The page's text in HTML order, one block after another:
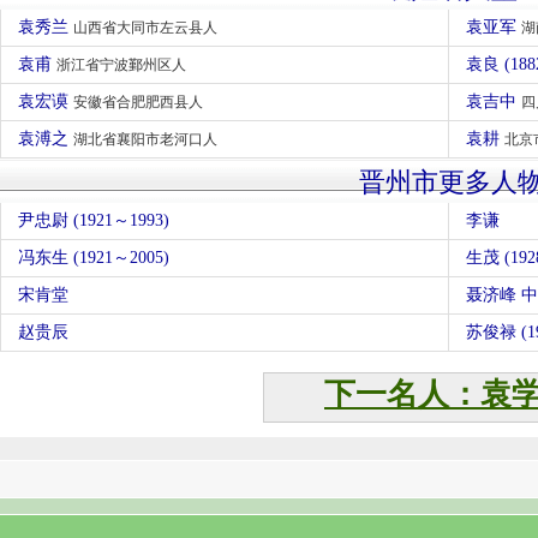
袁秀兰 山西省大同市左云县人 袁亚军
袁甫 浙江省宁波鄞州区人 袁良
袁宏谟 安徽省合肥肥西县人 袁吉中
袁溥之 湖北省襄阳市老河口人 袁耕 北京
晋州市更多人
尹忠尉 (1921～1993) 李谦
冯东生 (1921～2005) 生茂
宋肯堂 聂济峰
赵贵辰 苏俊禄
下一名人：袁